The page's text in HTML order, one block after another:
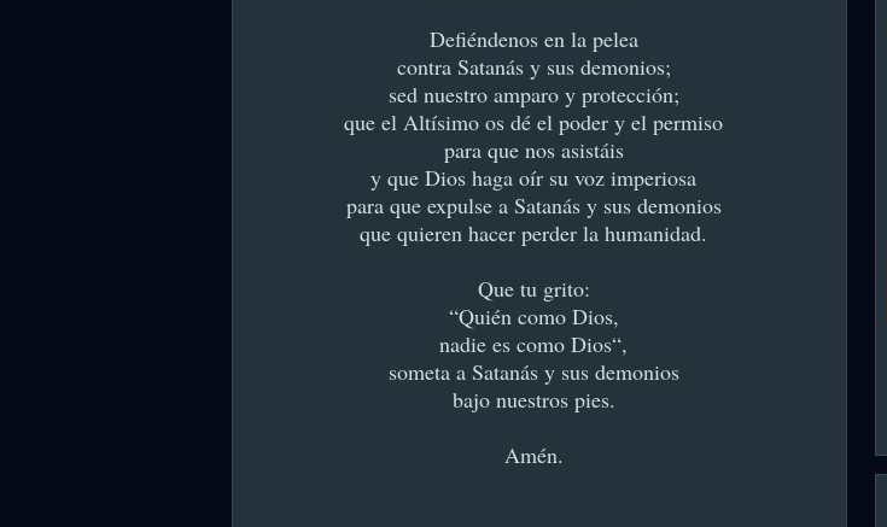
Defiéndenos en la pelea
contra Satanás y sus demonios;
sed nuestro amparo y protección;
que el Altísimo os dé el poder y el permiso
para que nos asistáis
y que Dios haga oír su voz imperiosa
para que expulse a Satanás y sus demonios
que quieren hacer perder la humanidad.
Que tu grito:
“Quién como Dios,
nadie es como Dios“,
someta a Satanás y sus demonios
bajo nuestros pies.
Amén.